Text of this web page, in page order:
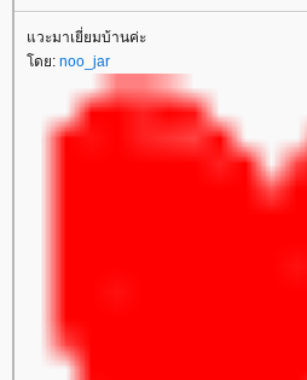
วะมาเยี่ยมบ้านค่ะ
ดย: noo_jar